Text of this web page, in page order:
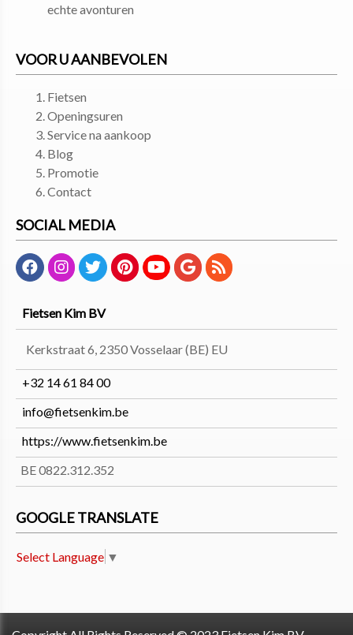
echte avonturen
VOOR U AANBEVOLEN
Fietsen
Openingsuren
Service na aankoop
Blog
Promotie
Contact
SOCIAL MEDIA
Fietsen Kim BV
Kerkstraat 6, 2350 Vosselaar (BE) EU
+32 14 61 84 00
info@fietsenkim.be
https://www.fietsenkim.be
BE 0822.312.352
GOOGLE TRANSLATE
Select Language ▼